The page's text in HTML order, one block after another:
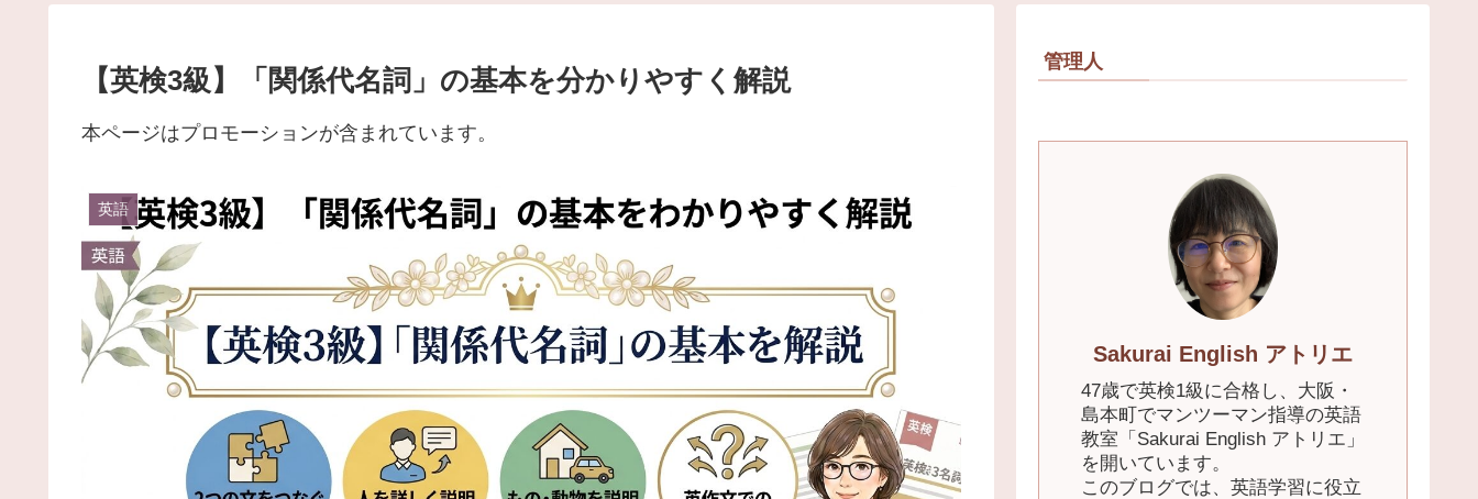
【英検3級】「関係代名詞」の基本を分かりやすく解説
本ページはプロモーションが含まれています。
英語
管理人
Sakurai English アトリエ
47歳で英検1級に合格し、大阪・
島本町でマンツーマン指導の英語
教室「Sakurai English アトリエ」
を開いています。
このブログでは、英語学習に役立